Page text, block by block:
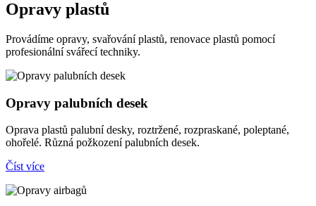
Opravy plastů
Provádíme opravy, svařování plastů, renovace plastů pomocí
profesionální svářecí techniky.
Opravy palubních desek
Oprava plastů palubní desky, roztržené, rozpraskané, poleptané,
ohořelé. Různá požkození palubních desek.
Číst více